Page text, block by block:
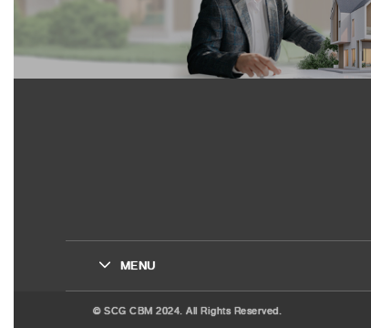
MENU
© SCG CBM 2024. All Rights Reserved.